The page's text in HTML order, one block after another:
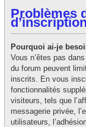
Problèmes
Pourquoi ai-je
Vous n’êtes pas
du forum peuvent
inscrits. En vous
fonctionnalités
visiteurs, tels que
messagerie privée,
utilisateurs,